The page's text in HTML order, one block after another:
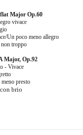
Major Op.60
vivace
Un poco meno allegro
troppo
Major, Op.92
- Vivace
presto
brio